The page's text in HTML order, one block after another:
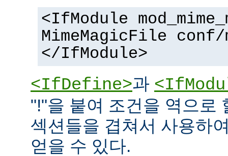
<IfModule
MimeMagicFile conf/
</IfModule>
<IfDefine>과
"!"을 붙여 조건을 역으로
섹션들을 겹쳐서 사용하
얻을 수 있다.